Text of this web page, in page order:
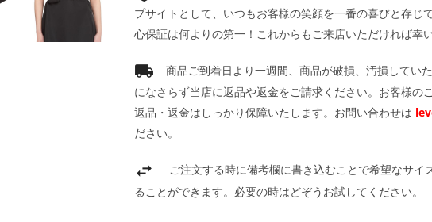
プサイトとして、いつもお客様の笑顔を一番の喜びと存じ
心保証は何よりの第一！これからもご来店いただければ幸い
商品ご到着日より一週間、商品が破損、汚損してい
になさらず当店に返品や返金をご請求ください。お客様の
返品・返金はしっかり保障いたします。お問い合わせは
ださい。
ご注文する時に備考欄に書き込むことで希望なサ
ることができます。必要の時はどぞうお試してください。